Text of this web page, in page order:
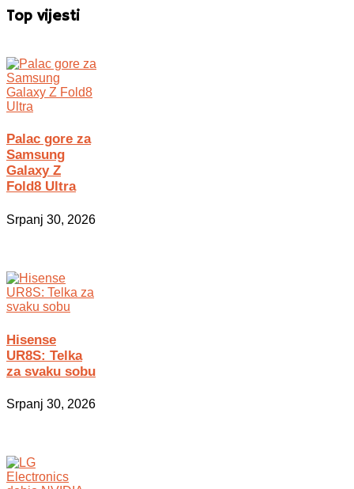
Top vijesti
Palac gore za
Samsung
Galaxy Z
Fold8 Ultra
Srpanj 30, 2026
Hisense
UR8S: Telka
za svaku sobu
Srpanj 30, 2026